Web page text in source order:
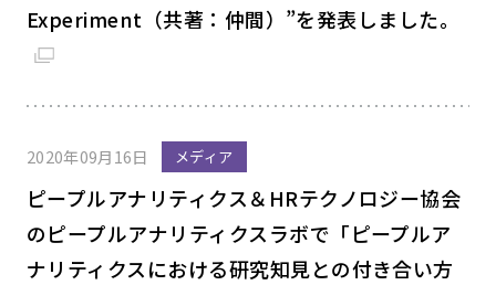
Experiment（共著：仲間）”を発表しました。
2020年09月16日 メディア
ピープルアナリティクス＆HRテクノロジー協会
のピープルアナリティクスラボで「ピープルア
ナリティクスにおける研究知見との付き合い方